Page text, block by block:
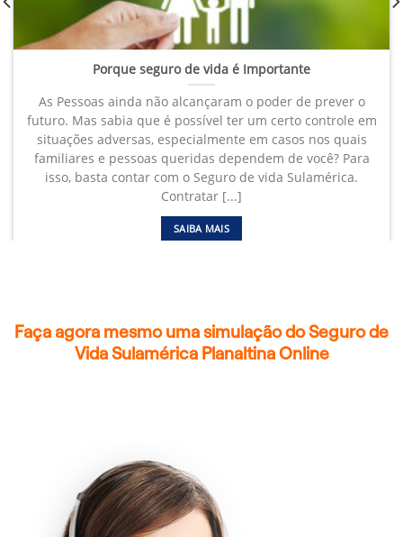
Porque seguro de vida é Importante
As Pessoas ainda não alcançaram o poder de prever o
futuro. Mas sabia que é possível ter um certo controle em
situações adversas, especialmente em casos nos quais
familiares e pessoas queridas dependem de você? Para
isso, basta contar com o Seguro de vida Sulamérica.
Contratar [...]
SAIBA MAIS
Faça agora mesmo uma simulação do Seguro de
Vida Sulamérica Planaltina Online